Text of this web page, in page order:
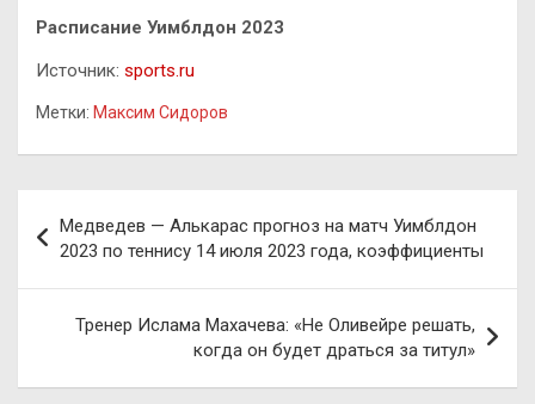
Расписание Уимблдон 2023
Источник: sports.ru
Метки: Максим Сидоров
по
записям
Медведев — Алькарас прогноз на матч Уимблдон
2023 по теннису 14 июля 2023 года, коэффициенты
Тренер Ислама Махачева: «Не Оливейре решать,
когда он будет драться за титул»